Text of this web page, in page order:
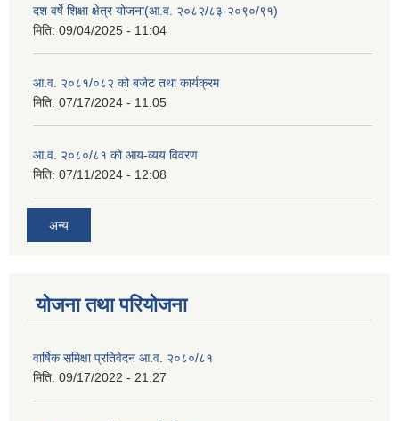
दश वर्षे शिक्षा क्षेत्र योजना(आ.व. २०८२/८३-२०९०/९१)
मिति: 09/04/2025 - 11:04
आ.व. २०८१/०८२ को बजेट तथा कार्यक्रम
मिति: 07/17/2024 - 11:05
आ.व. २०८०/८१ को आय-व्यय विवरण
मिति: 07/11/2024 - 12:08
अन्य
योजना तथा परियोजना
वार्षिक समिक्षा प्रतिवेदन आ.व. २०८०/८१
मिति: 09/17/2022 - 21:27